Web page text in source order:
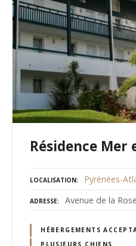
Résidence Mer
LOCALISATION Pyrénées-
ADRESSE Avenue de la
HÉBERGEMENTS